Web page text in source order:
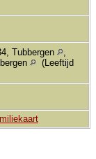
Tubbergen
(Leeftijd